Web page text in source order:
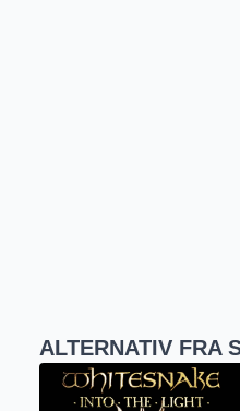
ALTERNATIV FRA